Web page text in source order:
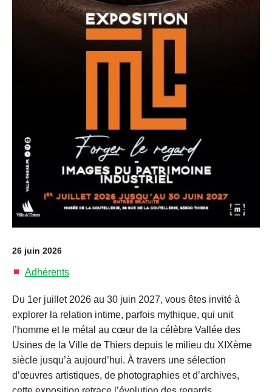
26 juin 2026
Adhérents
Du 1er juillet 2026 au 30 juin 2027, vous êtes invité à
explorer la relation intime, parfois mythique, qui unit
l’homme et le métal au cœur de la célèbre Vallée des
Usines de la Ville de Thiers depuis le milieu du XIXème
siècle jusqu’à aujourd’hui. À travers une sélection
d’œuvres artistiques, de photographies et d’archives,